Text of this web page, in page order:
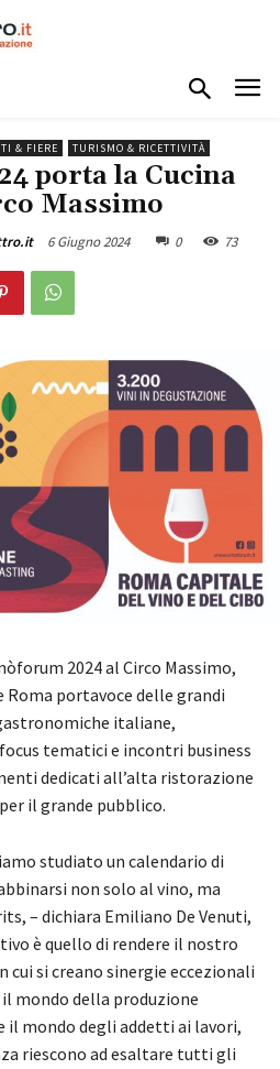
& FIERE TURISMO & RICETTIVITÀ
porta la Cucina
Massimo
6 Giugno 2024 0 73
2024 al Circo Massimo,
Roma portavoce delle grandi
italiane,
tematici e incontri business
dedicati all’alta ristorazione
il grande pubblico.
studiato un calendario di
non solo al vino, ma
– dichiara Emiliano De Venuti,
è quello di rendere il nostro
cui si creano sinergie eccezionali
mondo della produzione
il mondo degli addetti ai lavori,
riescono ad esaltare tutti gli